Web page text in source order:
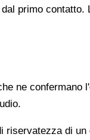
primo
ne
di